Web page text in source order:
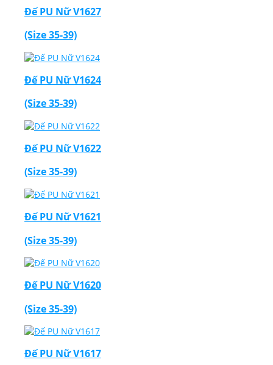
Đế PU Nữ V1627
(Size 35-39)
Đế PU Nữ V1624
(Size 35-39)
Đế PU Nữ V1622
(Size 35-39)
Đế PU Nữ V1621
(Size 35-39)
Đế PU Nữ V1620
(Size 35-39)
Đế PU Nữ V1617